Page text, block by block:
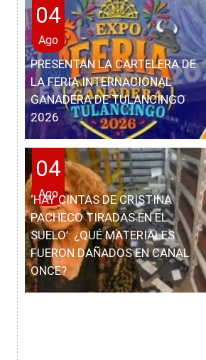
04
Ago
PRESENTAN LA CARTELERA DE
LA FERIA INTERNACIONAL
GANADERA DE TULANCINGO
2026
04
Ago
‘HAY CINTAS DE CRISTINA
PACHECO TIRADAS EN EL
SUELO’: ¿QUÉ MATERIALES
FUERON DAÑADOS EN CANAL
ONCE?